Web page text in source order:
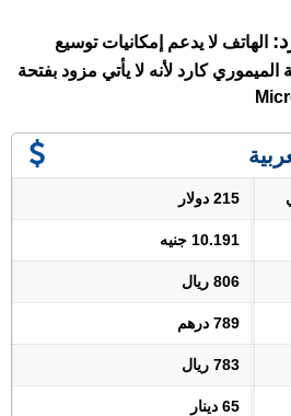
الهاتف لا يدعم إمكانيات توسيع
كارد لأنه لا يأتي مزود بفتحة
215 دولار
10.191 جنيه
806 ريال
789 درهم
783 ريال
65 دينار